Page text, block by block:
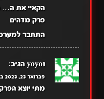
הקאיי את ה…
פרק מדהים
התחבר
yoyo1 הגיב:
פברואר 23, 2023 בשעה 1:49 pm
מתי יוצא